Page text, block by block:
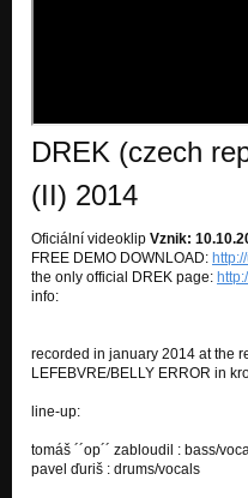
intro - vidal sassoon
Nezařazeno
intro - těžká brána
Nezařazeno
DREK (czech
(II) 2014
Oficiální videoklip Vznik:
FREE DEMO DOWNLOAD:
the only official DREK page:
info:
recorded in january 2014 at the
LEFEBVRE/BELLY ERROR in
line-up:
tomáš ´´op´´ zabloudil : bass/
pavel ďuriš : drums/vocals